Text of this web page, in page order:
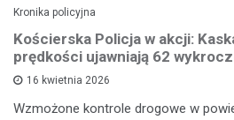
Kronika policyjna
Kościerska Policja w akcji:
prędkości ujawniają 62
16 kwietnia 2026
Wzmożone kontrole drogowe w